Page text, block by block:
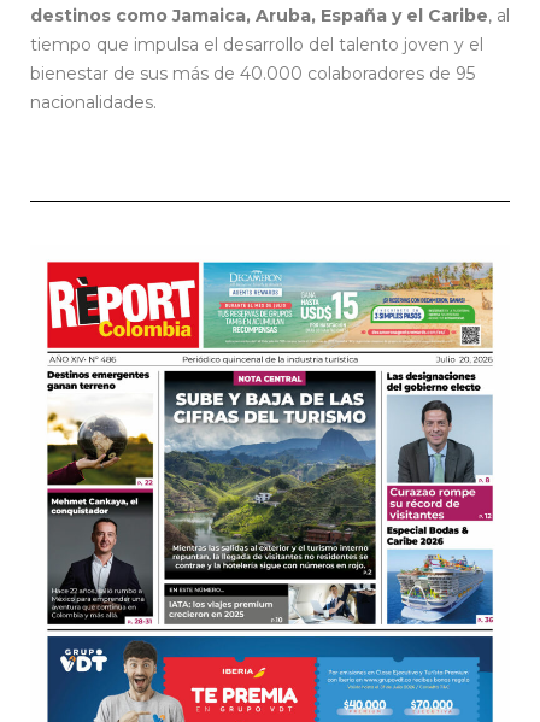
destinos como Jamaica, Aruba, España y el Caribe, al
tiempo que impulsa el desarrollo del talento joven y el
bienestar de sus más de 40.000 colaboradores de 95
nacionalidades.